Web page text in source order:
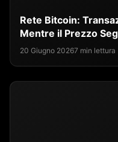
Rete Bitcoin:
Mentre il Prezzo
20 Giugno 20267 min lettura